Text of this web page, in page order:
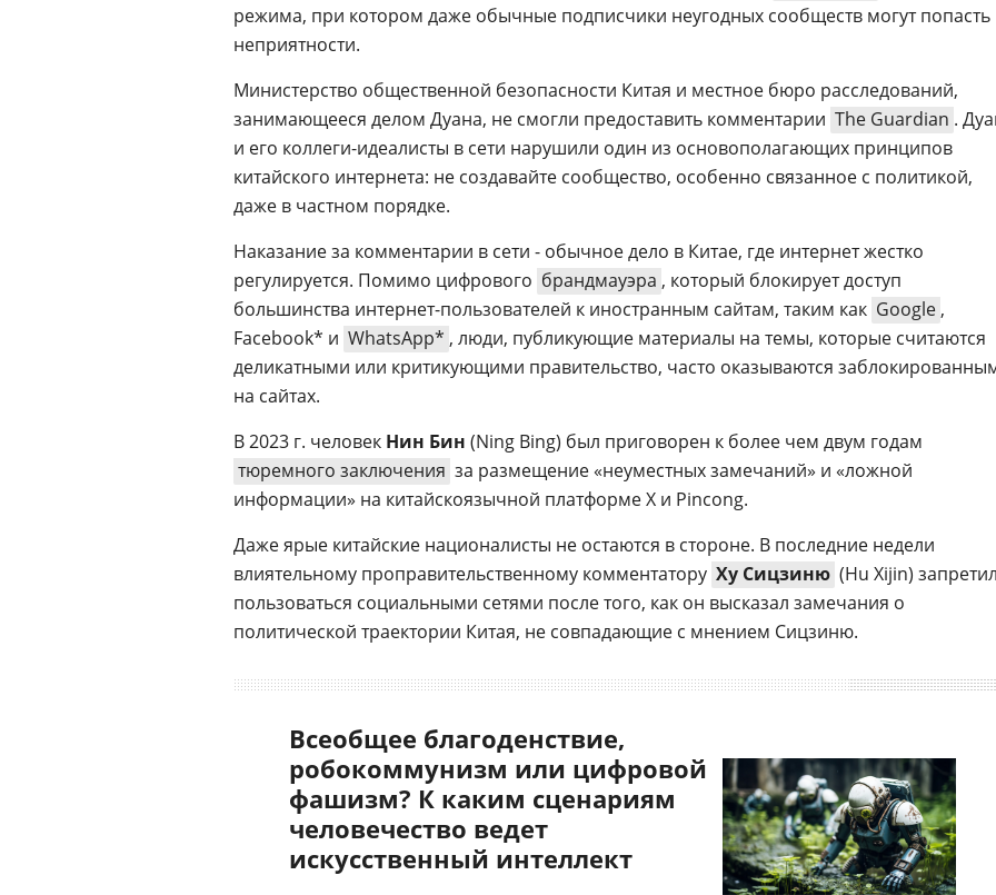
режима, при котором даже обычные подписчики неугодных сообществ могут попасть
неприятности.
Министерство общественной безопасности Китая и местное бюро расследований,
занимающееся делом Дуана, не смогли предоставить комментарии The Guardian .
и его коллеги-идеалисты в сети нарушили один из основополагающих принципов
китайского интернета: не создавайте сообщество, особенно связанное с политикой,
даже в частном порядке.
Наказание за комментарии в сети - обычное дело в Китае, где интернет жестко
регулируется. Помимо цифрового брандмауэра , который блокирует доступ
большинства интернет-пользователей к иностранным сайтам, таким как Google ,
Facebook* и WhatsApp* , люди, публикующие материалы на темы, которые считаются
деликатными или критикующими правительство, часто оказываются
на сайтах.
В 2023 г. человек Нин Бин (Ning Bing) был приговорен к более чем двум годам
тюремного заключения за размещение «неуместных замечаний» и «ложной
информации» на китайскоязычной платформе X и Pincong.
Даже ярые китайские националисты не остаются в стороне. В последние недели
влиятельному проправительственному комментатору Ху Сицзиню (Hu Xijin)
пользоваться социальными сетями после того, как он высказал замечания о
политической траектории Китая, не совпадающие с мнением Сицзиню.
Всеобщее благоденствие,
робокоммунизм или цифровой
фашизм? К каким сценариям
человечество ведет
искусственный интеллект